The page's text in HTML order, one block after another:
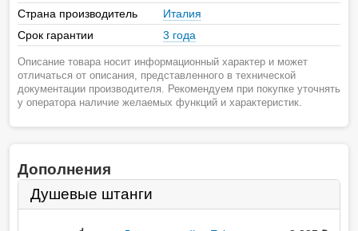
Страна производитель
Италия
Срок гарантии
3 года
Описание товара носит информационный характер и может
отличаться от описания, представленного в технической
документации производителя. Рекомендуем при покупке уточнять
у оператора наличие желаемых функций и характеристик.
Дополнения
Душевые штанги